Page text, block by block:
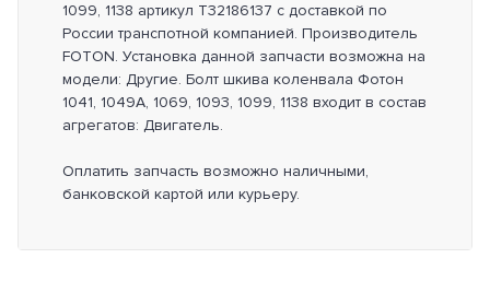
1099, 1138 артикул T32186137 с доставкой по
России транспотной компанией. Производитель
FOTON. Установка данной запчасти возможна на
модели: Другие. Болт шкива коленвала Фотон
1041, 1049A, 1069, 1093, 1099, 1138 входит в состав
агрегатов: Двигатель.
Оплатить запчасть возможно наличными,
банковской картой или курьеру.